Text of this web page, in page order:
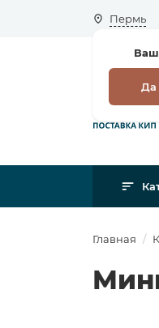
Пермь
Ваш
Да
Главная